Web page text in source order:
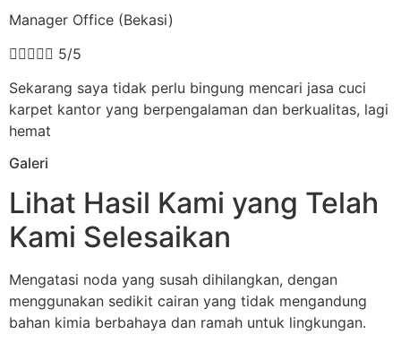
Manager Office (Bekasi)
 5/5
Sekarang saya tidak perlu bingung mencari jasa cuci
karpet kantor yang berpengalaman dan berkualitas, lagi
hemat
Galeri
Lihat Hasil Kami yang Telah
Kami Selesaikan
Mengatasi noda yang susah dihilangkan, dengan
menggunakan sedikit cairan yang tidak mengandung
bahan kimia berbahaya dan ramah untuk lingkungan.